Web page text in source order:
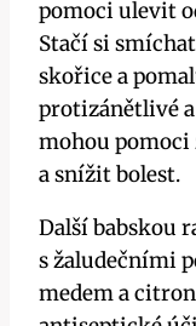
pomoci ulevit
Stačí ​si
skořice a
protizánětlivé
mohou
a snížit ⁢bolest.
Další babskou
s ⁣žaludečními
medem a